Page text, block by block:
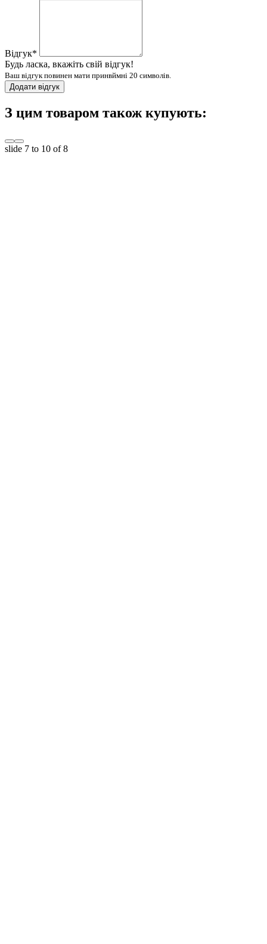
Відгук*
Будь ласка, вкажіть свій відгук!
Ваш відгук повинен мати принвймні 20 символів.
Додати відгук
З цим товаром також купують:
slide 7 to 10 of 8